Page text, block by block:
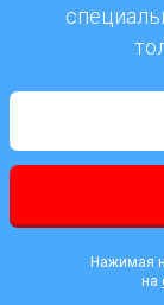
Нажимая
на